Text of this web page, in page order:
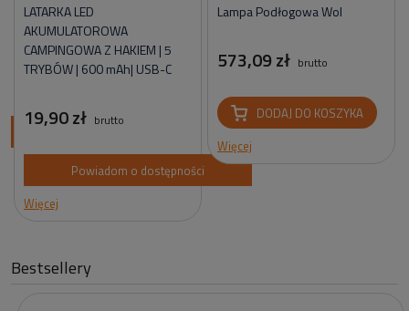
LATARKA LED
AKUMULATOROWA
CAMPINGOWA Z HAKIEM | 5
TRYBÓW | 600 mAh| USB-C
19,90 zł brutto
Powiadom o dostępności
Więcej
Lampa Podłogowa Wol
573,09 zł brutto
DODAJ DO KOSZYKA
Więcej
Bestsellery